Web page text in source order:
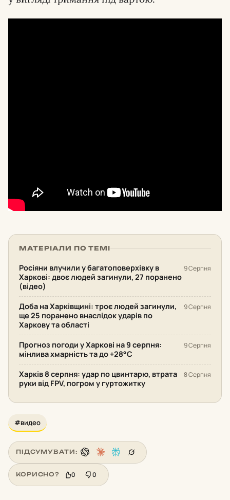
МАТЕРІАЛИ ПО ТЕМІ
Росіяни влучили у багатоповерхівку в
Харкові: двоє людей загинули, 27 поранено
(відео)
9 Серпня
Доба на Харківщині: троє людей загинули,
ще 25 поранено внаслідок ударів по
Харкову та області
9 Серпня
Прогноз погоди у Харкові на 9 серпня:
мінлива хмарність та до +28°С
9 Серпня
Харків 8 серпня: удар по цвинтарю, втрата
руки від FPV, погром у гуртожитку
8 Серпня
#видео
ПІДСУМУВАТИ:
КОРИСНО? 0 0